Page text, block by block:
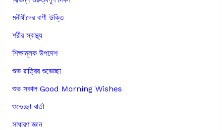
মনীষীদের বাণী উক্তি
শরীর স্বাস্থ্য
শিক্ষামূলক উপদেশ
শুভ রাত্রির শুভেচ্ছা
শুভ সকাল Good Morning Wishes
শুভেচ্ছা বার্তা
সাধারণ জ্ঞান